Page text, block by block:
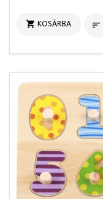
 KOSÁRBA 